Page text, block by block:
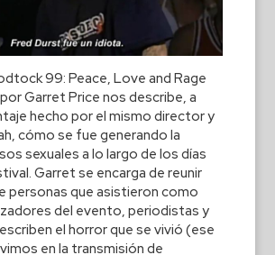
99: Peace, Love and Rage
Garret Price nos describe, a
hecho por el mismo director y
cómo se fue generando la
sexuales a lo largo de los días
Garret se encarga de reunir
personas que asistieron como
del evento, periodistas y
el horror que se vivió (ese
en la transmisión de